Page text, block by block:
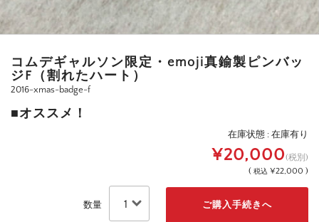
コムデギャルソン限定・emoji真鍮製ピンバッ
ジF（割れたハート）
2016-xmas-badge-f
■オススメ！
在庫状態 : 在庫有り
¥20,000(税別)
( 税込 ¥22,000 )
数量